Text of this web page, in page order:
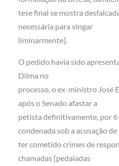
tese final se mostra
necessária para vingar
liminarmente].
O pedido havia sido
Dilma no
processo, o ex-ministro José
após o Senado afastar a
petista definitivamente, por
condenada sob a acusação de
ter cometido crimes de
chamadas [pedaladas